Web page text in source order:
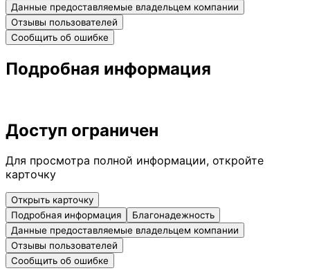
Данные предоставляемые владельцем компании
Отзывы пользователей
Сообщить об ошибке
Подробная информация
Доступ ограничен
Для просмотра полной информации, откройте
карточку
Открыть карточку
Подробная информация
Благонадежность
Данные предоставляемые владельцем компании
Отзывы пользователей
Сообщить об ошибке